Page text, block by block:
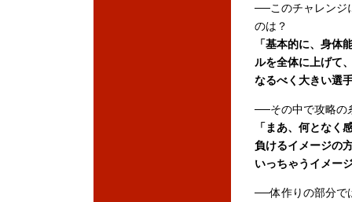
──このチャレンジ
のは？
「基本的に、身
ルを全体に上げて
なるべく大きい選
──その中で攻略の
「まあ、何となく
負けるイメージの
いっちゃうイメー
──体作りの部分で